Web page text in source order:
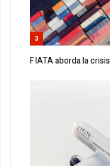
3
FIATA aborda la